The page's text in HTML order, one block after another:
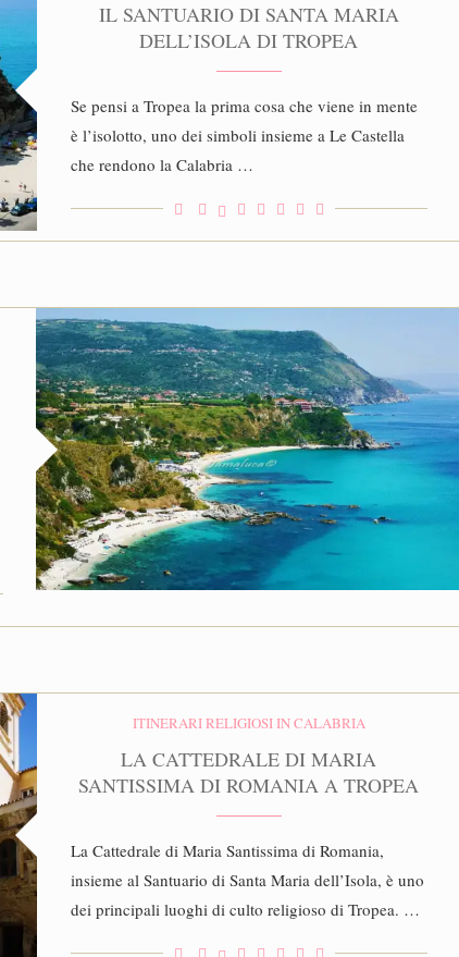
IL SANTUARIO DI SANTA MARIA
DELL’ISOLA DI TROPEA
Se pensi a Tropea la prima cosa che viene in mente
è l’isolotto, uno dei simboli insieme a Le Castella
che rendono la Calabria …
ITINERARI RELIGIOSI IN CALABRIA
LA CATTEDRALE DI MARIA
SANTISSIMA DI ROMANIA A TROPEA
La Cattedrale di Maria Santissima di Romania,
insieme al Santuario di Santa Maria dell’Isola, è uno
dei principali luoghi di culto religioso di Tropea. …